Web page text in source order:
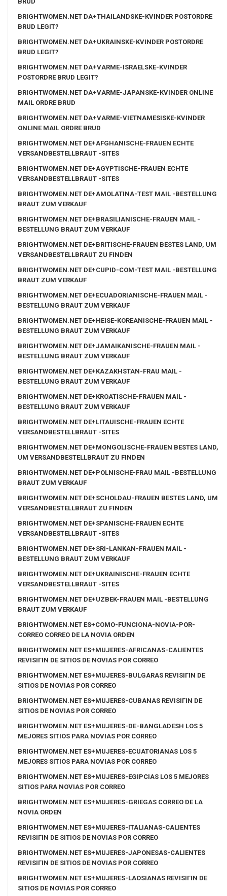
BRIGHTWOMEN.NET DA+THAILANDSKE-KVINDER POSTORDRE
BRUD LEGIT?
BRIGHTWOMEN.NET DA+UKRAINSKE-KVINDER POSTORDRE
BRUD LEGIT?
BRIGHTWOMEN.NET DA+VARME-ISRAELSKE-KVINDER
POSTORDRE BRUD LEGIT?
BRIGHTWOMEN.NET DA+VARME-JAPANSKE-KVINDER ONLINE
MAIL ORDRE BRUD
BRIGHTWOMEN.NET DA+VARME-VIETNAMESISKE-KVINDER
ONLINE MAIL ORDRE BRUD
BRIGHTWOMEN.NET DE+AFGHANISCHE-FRAUEN ECHTE
VERSANDBESTELLBRAUT -SITES
BRIGHTWOMEN.NET DE+AGYPTISCHE-FRAUEN ECHTE
VERSANDBESTELLBRAUT -SITES
BRIGHTWOMEN.NET DE+AMOLATINA-TEST MAIL -BESTELLUNG
BRAUT ZUM VERKAUF
BRIGHTWOMEN.NET DE+BRASILIANISCHE-FRAUEN MAIL -
BESTELLUNG BRAUT ZUM VERKAUF
BRIGHTWOMEN.NET DE+BRITISCHE-FRAUEN BESTES LAND, UM
VERSANDBESTELLBRAUT ZU FINDEN
BRIGHTWOMEN.NET DE+CUPID-COM-TEST MAIL -BESTELLUNG
BRAUT ZUM VERKAUF
BRIGHTWOMEN.NET DE+ECUADORIANISCHE-FRAUEN MAIL -
BESTELLUNG BRAUT ZUM VERKAUF
BRIGHTWOMEN.NET DE+HEISE-KOREANISCHE-FRAUEN MAIL -
BESTELLUNG BRAUT ZUM VERKAUF
BRIGHTWOMEN.NET DE+JAMAIKANISCHE-FRAUEN MAIL -
BESTELLUNG BRAUT ZUM VERKAUF
BRIGHTWOMEN.NET DE+KAZAKHSTAN-FRAU MAIL -
BESTELLUNG BRAUT ZUM VERKAUF
BRIGHTWOMEN.NET DE+KROATISCHE-FRAUEN MAIL -
BESTELLUNG BRAUT ZUM VERKAUF
BRIGHTWOMEN.NET DE+LITAUISCHE-FRAUEN ECHTE
VERSANDBESTELLBRAUT -SITES
BRIGHTWOMEN.NET DE+MONGOLISCHE-FRAUEN BESTES LAND,
UM VERSANDBESTELLBRAUT ZU FINDEN
BRIGHTWOMEN.NET DE+POLNISCHE-FRAU MAIL -BESTELLUNG
BRAUT ZUM VERKAUF
BRIGHTWOMEN.NET DE+SCHOLDAU-FRAUEN BESTES LAND, UM
VERSANDBESTELLBRAUT ZU FINDEN
BRIGHTWOMEN.NET DE+SPANISCHE-FRAUEN ECHTE
VERSANDBESTELLBRAUT -SITES
BRIGHTWOMEN.NET DE+SRI-LANKAN-FRAUEN MAIL -
BESTELLUNG BRAUT ZUM VERKAUF
BRIGHTWOMEN.NET DE+UKRAINISCHE-FRAUEN ECHTE
VERSANDBESTELLBRAUT -SITES
BRIGHTWOMEN.NET DE+UZBEK-FRAUEN MAIL -BESTELLUNG
BRAUT ZUM VERKAUF
BRIGHTWOMEN.NET ES+COMO-FUNCIONA-NOVIA-POR-
CORREO CORREO DE LA NOVIA ORDEN
BRIGHTWOMEN.NET ES+MUJERES-AFRICANAS-CALIENTES
REVISIГІN DE SITIOS DE NOVIAS POR CORREO
BRIGHTWOMEN.NET ES+MUJERES-BULGARAS REVISIГІN DE
SITIOS DE NOVIAS POR CORREO
BRIGHTWOMEN.NET ES+MUJERES-CUBANAS REVISIГІN DE
SITIOS DE NOVIAS POR CORREO
BRIGHTWOMEN.NET ES+MUJERES-DE-BANGLADESH LOS 5
MEJORES SITIOS PARA NOVIAS POR CORREO
BRIGHTWOMEN.NET ES+MUJERES-ECUATORIANAS LOS 5
MEJORES SITIOS PARA NOVIAS POR CORREO
BRIGHTWOMEN.NET ES+MUJERES-EGIPCIAS LOS 5 MEJORES
SITIOS PARA NOVIAS POR CORREO
BRIGHTWOMEN.NET ES+MUJERES-GRIEGAS CORREO DE LA
NOVIA ORDEN
BRIGHTWOMEN.NET ES+MUJERES-ITALIANAS-CALIENTES
REVISIГІN DE SITIOS DE NOVIAS POR CORREO
BRIGHTWOMEN.NET ES+MUJERES-JAPONESAS-CALIENTES
REVISIГІN DE SITIOS DE NOVIAS POR CORREO
BRIGHTWOMEN.NET ES+MUJERES-LAOSIANAS REVISIГІN DE
SITIOS DE NOVIAS POR CORREO